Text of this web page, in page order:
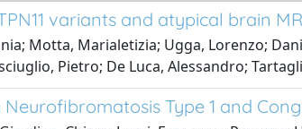
variants and atypical brain
Motta, Marialetizia; Ugga, Lorenzo;
Pietro; De Luca, Alessandro;
Type 1 and